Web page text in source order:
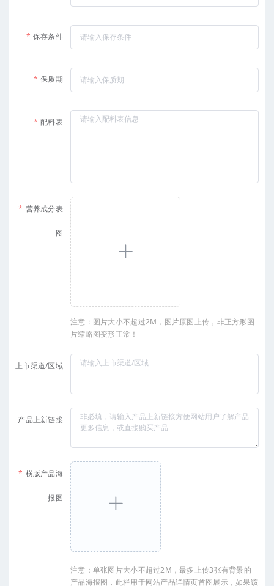
保存条件
保质期
配料表
营养成分表
图
注意：图片大小不超过2M，图片原图上传，非正方形图
片缩略图变形正常！
上市渠道/区域
产品上新链接
横版产品海
报图
注意：单张图片大小不超过2M，最多上传3张有背景的
产品海报图，此栏用于网站产品详情页首图展示，如果该